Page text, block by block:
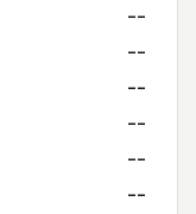
--
--
--
--
--
--